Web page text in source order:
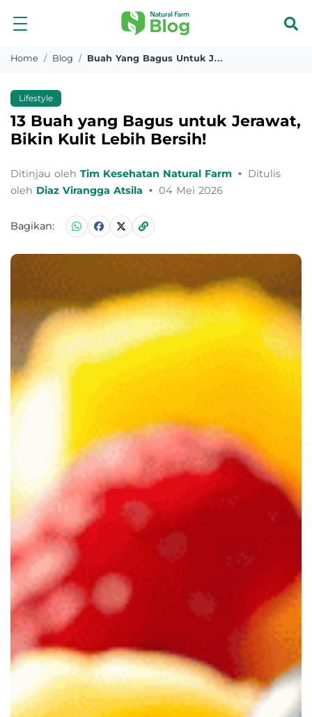
Home Blog Buah Yang Bagus Untuk Jerawat
Lifestyle
13 Buah yang Bagus untuk Jerawat,
Bikin Kulit Lebih Bersih!
Ditinjau oleh Tim Kesehatan Natural Farm • Ditulis
oleh Diaz Virangga Atsila • 04 Mei 2026
Bagikan: